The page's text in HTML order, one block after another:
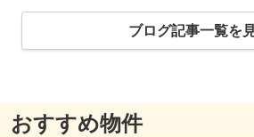
ブログ記事一覧を
おすすめ物件